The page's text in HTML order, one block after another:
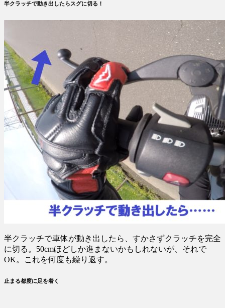
半クラッチで動き出したらスグに切る！
半クラッチで車体が動き出したら、すかさずクラッチを完全
に切る。50cmほどしか進まないかもしれないが、それで
OK。これを何度も繰り返す。
止まる都度に足を着く